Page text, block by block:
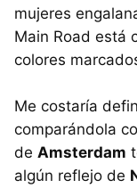
mujeres
Main Road está
colores
Me costaría
comparándola
de Amsterdam
algún reflejo de